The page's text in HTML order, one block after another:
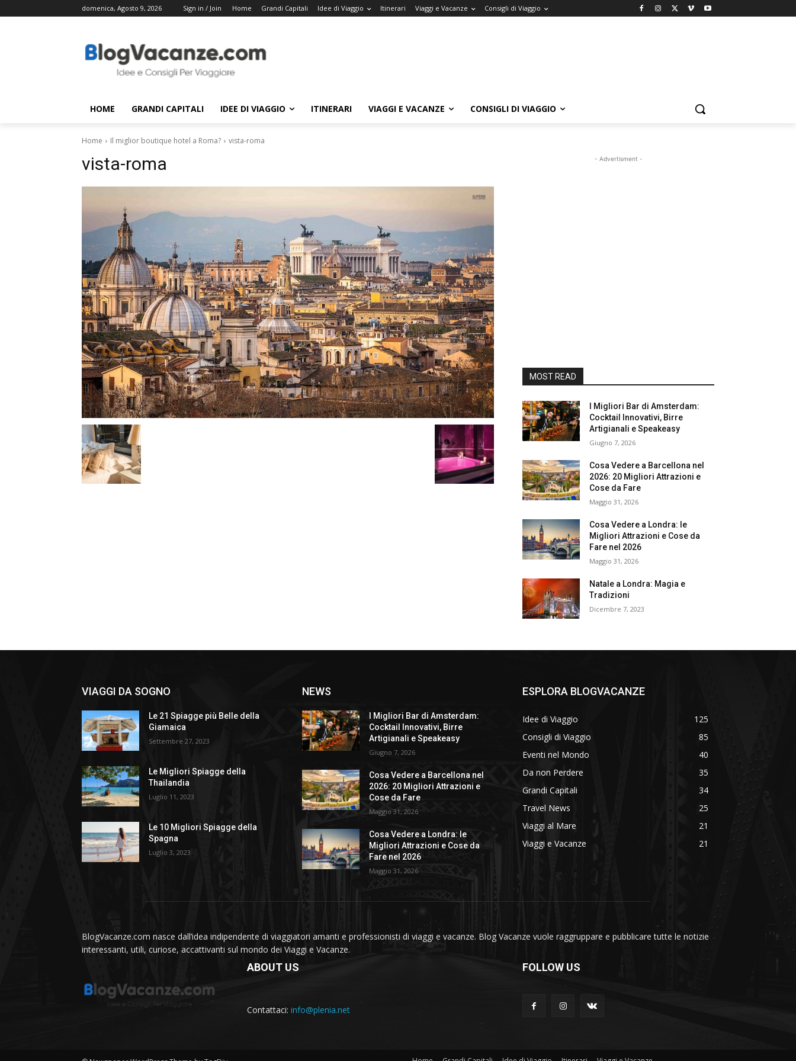
domenica, Agosto 9, 2026 Sign in / Join Home Grandi Capitali Idee di Viaggio Itinerari Viaggi e Vacanze Consigli di Viaggio
HOME GRANDI CAPITALI IDEE DI VIAGGIO ITINERARI VIAGGI E VACANZE CONSIGLI DI VIAGGIO
Home Il miglior boutique hotel a Roma? vista-roma
vista-roma - Advertisment -
MOST READ
I Migliori Bar di Amsterdam:
Cocktail Innovativi, Birre
Artigianali e Speakeasy
Giugno 7, 2026
Cosa Vedere a Barcellona nel
2026: 20 Migliori Attrazioni e
Cose da Fare
Maggio 31, 2026
Cosa Vedere a Londra: le
Migliori Attrazioni e Cose da
Fare nel 2026
Maggio 31, 2026
Natale a Londra: Magia e
Tradizioni
Dicembre 7, 2023
VIAGGI DA SOGNO
Le 21 Spiagge più Belle della
Giamaica
Settembre 27, 2023
Le Migliori Spiagge della
Thailandia
Luglio 11, 2023
Le 10 Migliori Spiagge della
Spagna
Luglio 3, 2023
NEWS
I Migliori Bar di Amsterdam:
Cocktail Innovativi, Birre
Artigianali e Speakeasy
Giugno 7, 2026
Cosa Vedere a Barcellona nel
2026: 20 Migliori Attrazioni e
Cose da Fare
Maggio 31, 2026
Cosa Vedere a Londra: le
Migliori Attrazioni e Cose da
Fare nel 2026
Maggio 31, 2026
ESPLORA BLOGVACANZE
Idee di Viaggio
125
Consigli di Viaggio
85
Eventi nel Mondo
40
Da non Perdere
35
Grandi Capitali
34
Travel News
25
Viaggi al Mare
21
Viaggi e Vacanze
21
BlogVacanze.com nasce dall’idea indipendente di viaggiatori amanti e professionisti di viaggi e vacanze. Blog Vacanze vuole raggruppare e pubblicare tutte le notizie
interessanti, utili, curiose, accattivanti sul mondo dei Viaggi e Vacanze.
ABOUT US
Contattaci: info@plenia.net
FOLLOW US